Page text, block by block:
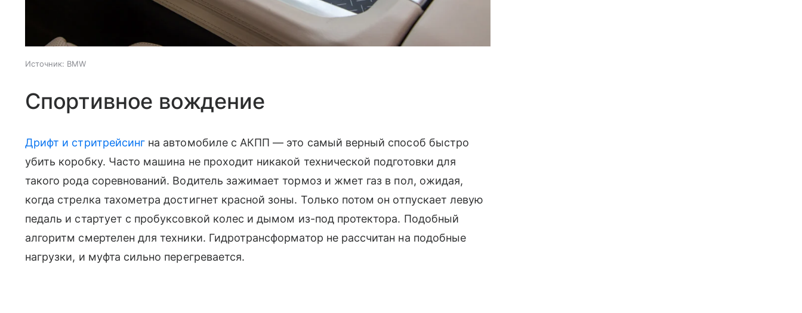
Источник: BMW
Спортивное вождение
Дрифт и стритрейсинг на автомобиле с АКПП — это самый верный способ быстро
убить коробку. Часто машина не проходит никакой технической подготовки для
такого рода соревнований. Водитель зажимает тормоз и жмет газ в пол, ожидая,
когда стрелка тахометра достигнет красной зоны. Только потом он отпускает левую
педаль и стартует с пробуксовкой колес и дымом из-под протектора. Подобный
алгоритм смертелен для техники. Гидротрансформатор не рассчитан на подобные
нагрузки, и муфта сильно перегревается.